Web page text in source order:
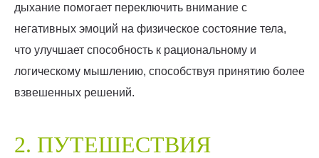
дыхание помогает переключить внимание с
негативных эмоций на физическое состояние тела,
что улучшает способность к рациональному и
логическому мышлению, способствуя принятию более
взвешенных решений.
2. ПУТЕШЕСТВИЯ